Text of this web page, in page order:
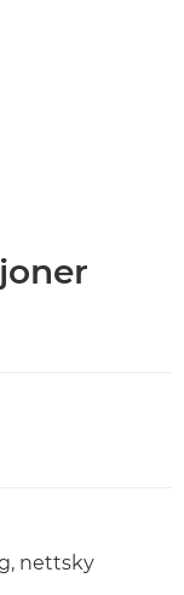
nettsky